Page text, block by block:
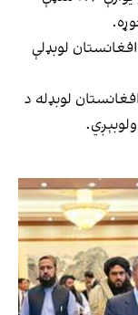
لوبډلې
لوبډله د